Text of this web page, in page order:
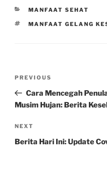
CATEGORIES
MANFAAT SEHAT
TAGS
MANFAAT GELANG
Previous
Post
PREVIOUS
Cara Mencegah
Musim Hujan: Berita
Next
Post
NEXT
Berita Hari Ini: Update